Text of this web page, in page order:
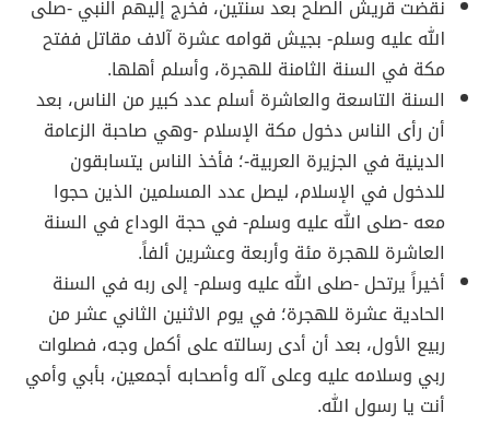
نقضت قريش الصلح بعد سنتين، فخرج إليهم النبي -صلى
الله عليه وسلم- بجيش قوامه عشرة آلاف مقاتل ففتح
مكة في السنة الثامنة للهجرة، وأسلم أهلها.
السنة التاسعة والعاشرة أسلم عدد كبير من الناس، بعد
أن رأى الناس دخول مكة الإسلام -وهي صاحبة الزعامة
الدينية في الجزيرة العربية-؛ فأخذ الناس يتسابقون
للدخول في الإسلام، ليصل عدد المسلمين الذين حجوا
معه -صلى الله عليه وسلم- في حجة الوداع في السنة
العاشرة للهجرة مئة وأربعة وعشرين ألفاً.
أخيراً يرتحل -صلى الله عليه وسلم- إلى ربه في السنة
الحادية عشرة للهجرة؛ في يوم الاثنين الثاني عشر من
ربيع الأول، بعد أن أدى رسالته على أكمل وجه، فصلوات
ربي وسلامه عليه وعلى آله وأصحابه أجمعين، بأبي وأمي
أنت يا رسول الله.